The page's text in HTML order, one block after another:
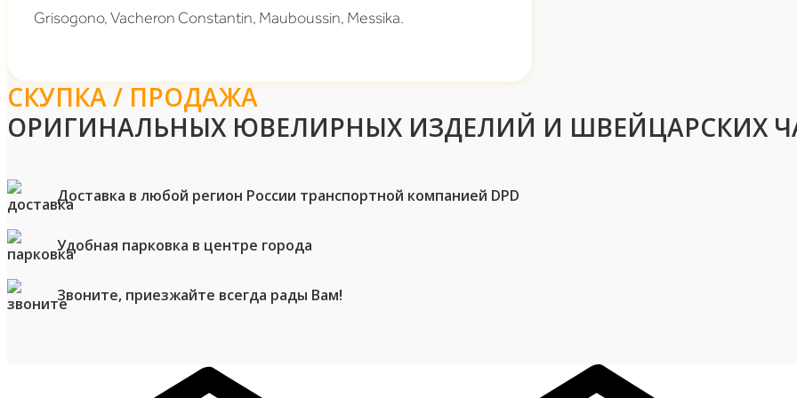
Grisogono, Vacheron Constantin, Mauboussin, Messika.
СКУПКА / ПРОДАЖА
ОРИГИНАЛЬНЫХ ЮВЕЛИРНЫХ ИЗДЕЛИЙ И ШВЕЙЦАРСКИХ
Доставка в любой регион России транспортной компанией DPD
Удобная парковка в центре города
Звоните, приезжайте всегда рады Вам!